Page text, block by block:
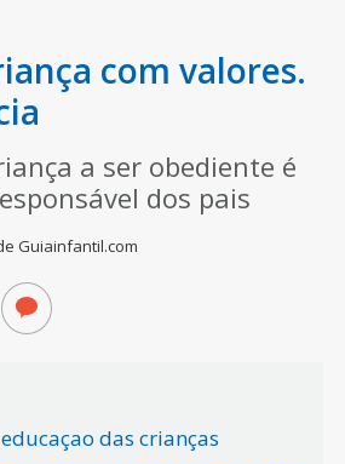
com valores.
a ser obediente é
dos pais
Guiainfantil.com
das crianças